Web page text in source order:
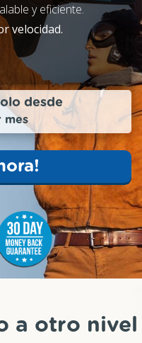
y eficiente.
velocidad.
desde
mes
a otro nivel